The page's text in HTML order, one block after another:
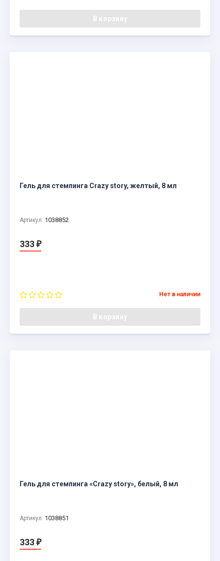
В корзину
Гель для стемпинга Crazy story, желтый, 8 мл
Артикул: 1038852
333 ₽
Нет в наличии
В корзину
Гель для стемпинга «Crazy story», белый, 8 мл
Артикул: 1038851
333 ₽